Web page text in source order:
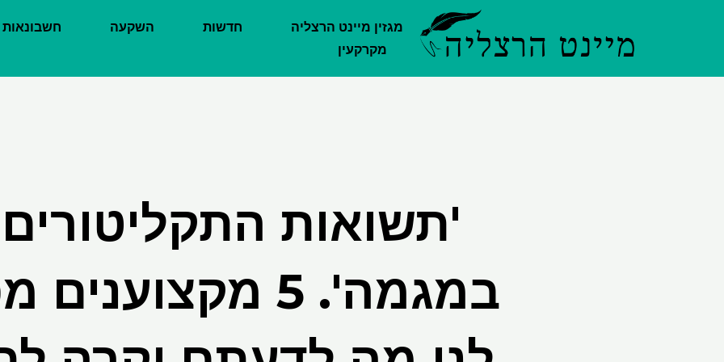
מגזין מיינט הרצליה חדשות השקעה
חשבונאות
מקרקעין
'תשואות התקליטורים
במגמה'. 5